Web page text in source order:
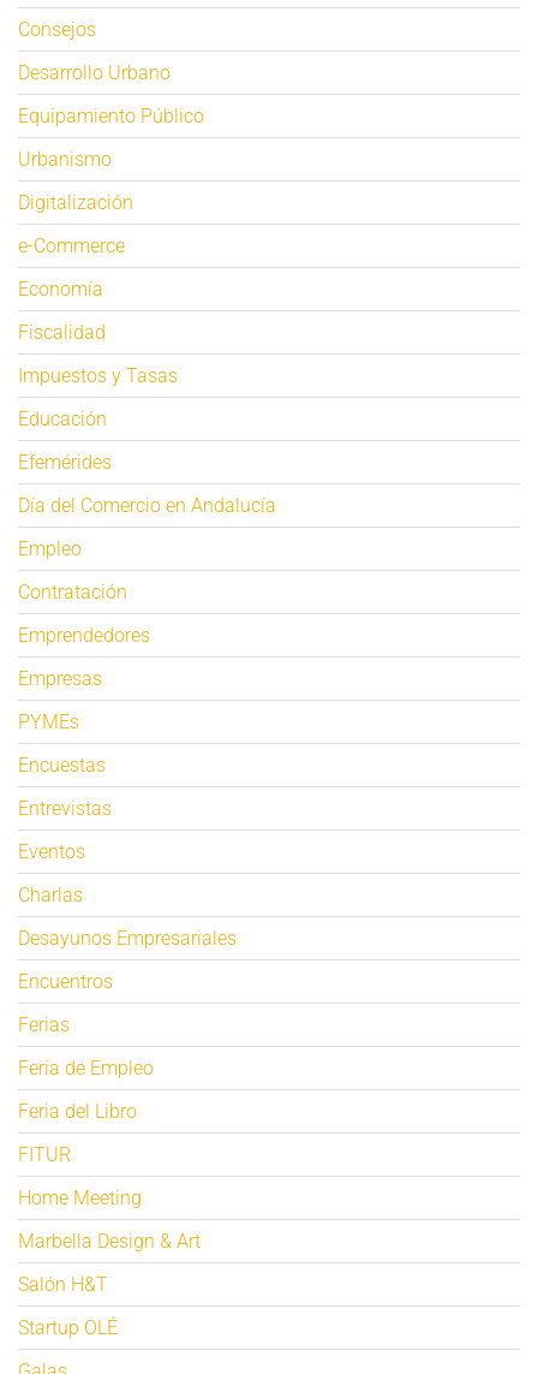
Consejos
Desarrollo Urbano
Equipamiento Público
Urbanismo
Digitalización
e-Commerce
Economía
Fiscalidad
Impuestos y Tasas
Educación
Efemérides
Día del Comercio en Andalucía
Empleo
Contratación
Emprendedores
Empresas
PYMEs
Encuestas
Entrevistas
Eventos
Charlas
Desayunos Empresariales
Encuentros
Ferias
Feria de Empleo
Feria del Libro
FITUR
Home Meeting
Marbella Design & Art
Salón H&T
Startup OLÉ